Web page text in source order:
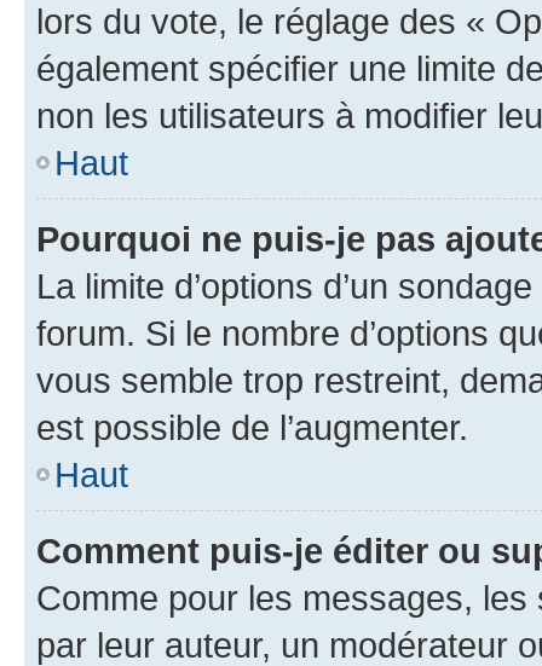
lors du vote, le réglage des «
également spécifier une limite
non les utilisateurs à modifier
Haut
Pourquoi ne puis-je pas
La limite d’options d’un
forum. Si le nombre d’options
vous semble trop restreint,
est possible de l’augmenter.
Haut
Comment puis-je éditer ou
Comme pour les messages,
par leur auteur, un modérateur